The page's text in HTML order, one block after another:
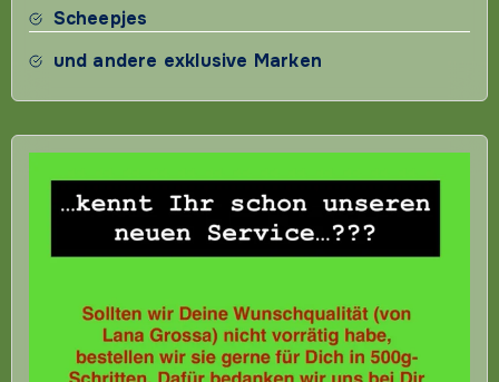
Scheepjes
und andere exklusive Marken